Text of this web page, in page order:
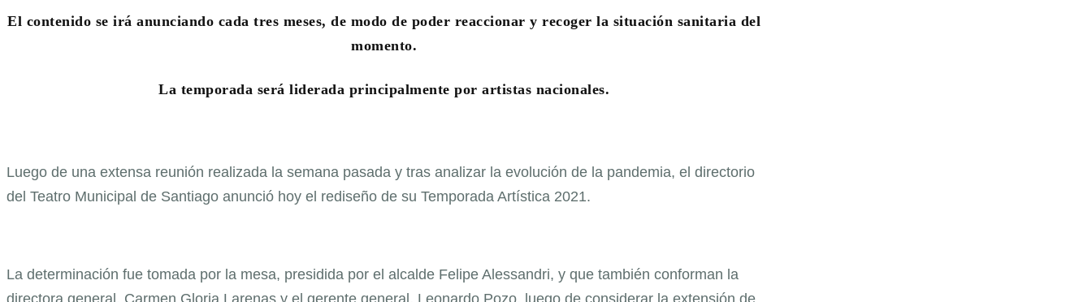
El contenido se irá anunciando cada tres meses, de modo de poder reaccionar y recoger la situación sanitaria del
momento.
La temporada será liderada principalmente por artistas nacionales.
Luego de una extensa reunión realizada la semana pasada y tras analizar la evolución de la pandemia, el directorio
del Teatro Municipal de Santiago anunció hoy el rediseño de su Temporada Artística 2021.
La determinación fue tomada por la mesa, presidida por el alcalde Felipe Alessandri, y que también conforman la
directora general, Carmen Gloria Larenas y el gerente general, Leonardo Pozo, luego de considerar la extensión de